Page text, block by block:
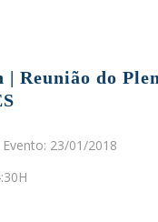
| Reunião do
23/01/2018